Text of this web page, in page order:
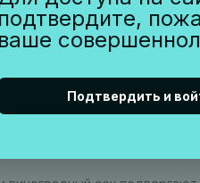
ваше
Подтвердить и